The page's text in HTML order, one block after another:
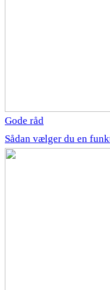
Gode råd
Sådan vælger du en